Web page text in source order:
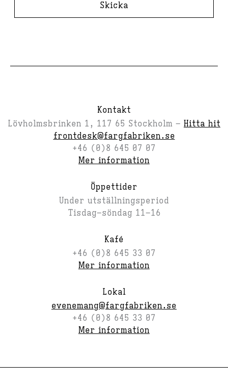
Skicka
Kontakt
Lövholmsbrinken 1, 117 65 Stockholm – Hitta hit
frontdesk@fargfabriken.se
+46 (0)8 645 07 07
Mer information
Öppettider
Under utställningsperiod
Tisdag–söndag 11–16
Kafé
+46 (0)8 645 33 07
Mer information
Lokal
evenemang@fargfabriken.se
+46 (0)8 645 33 07
Mer information